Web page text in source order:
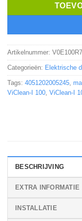
Artikelnummer: V0E100R7
Categorieën: Elektrische
Tags: 4051202005245
ViClean-I 100 ViClean-I
BESCHRIJVING
EXTRA INFORMATIE
INSTALLATIE